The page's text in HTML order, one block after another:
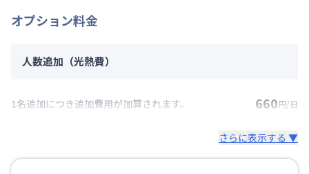
オプション料金
人数追加（光熱費）
1名追加につき追加費用が加算されます。 660円/日
さらに表示する ▼